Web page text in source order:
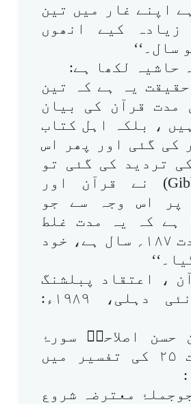
اپنے غار میں تین
زیادہ کیے انھوں
سال۔‘‘
حاشیہ لکھا ہے:
حقیقت یہ ہے کہ تین
مدت قرآن کی بیان
، بلکہ اہل کتاب
کی گئی اور پھر اس
تردید کی گئی تو
اب گبّن(Gibbon) نے قرآن اور
پر اس وجہ سے جو
ہے کہ یہ مدت غلط
ہے، صحیح مدت ۱۸۷؍ سال ہے، خود
، اعتقاد پبلشنگ
ہائوس ، نئی دہلی، ۱۹۸۹ء:
حسن اصلاحیؒ سورۂ
کہف کی آیت ۲۵ کی تفسیر میں
۲۲سے جوجملۂ معترضہ شروع